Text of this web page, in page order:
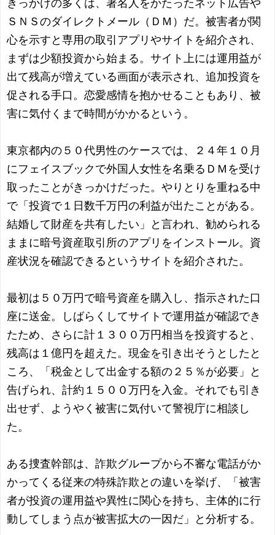
きっかけの多くは、著名人をかたったネット広告や
ＳＮＳのダイレクトメール（ＤＭ）だ。被害者が関
心を示すと専用の取引アプリやサイトを紹介され、
まずは少額投資から始まる。サイト上には運用益が
出て残高が増えている画面が表示され、追加投資を
促される手口。恋愛感情を抱かせることもあり、被
害に気付くまで時間がかかるという。
東京都内の５０代男性のケースでは、２４年１０月
にフェイスブックで外国人女性を名乗るＤＭを受け
取ったことがきっかけだった。やりとりを重ねる中
で「投資で１日数千万円の利益が出たことがある。
結婚して財産を共有したい」と言われ、勧められる
ままに暗号資産取引所のアプリをインストール。資
産状況を確認できるというサイトを紹介された。
最初は５０万円で暗号資産を購入し、指示された口
座に送金。しばらくしてサイトで運用益が確認でき
たため、さらに計１３００万円相当を投資すると、
残高は１億円を超えた。現金を引き出そうとしたと
ころ、「税金として出金する額の２５％が必要」と
告げられ、計約１５００万円を入金。それでも引き
出せず、ようやく被害に気付いて警視庁に相談し
た。
ある捜査幹部は、詐欺グループから不審な電話がか
かってくる従来の特殊詐欺との違いを挙げ、「被害
者が投資の運用益や異性に関心を持ち、主体的に行
動してしまう点が被害拡大の一因だ」と分析する。